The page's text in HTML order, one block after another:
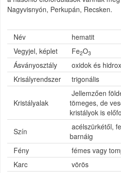
Nagyvisnyón, Perkupán, Recsken.
Név
hematit
Vegyjel, képlet
Fe2O3
Ásványosztály
oxidok és
Krisályrendszer
trigonális
Kristályalak
Jellemzően
tömeges, de
kristályok is
Szín
acélszürkétől,
barnáig
Fény
fémes vagy
Karc
vörös